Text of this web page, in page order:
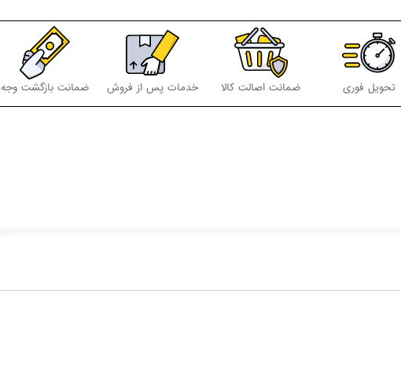
تحویل فوری ضمانت اصالت کالا خدمات پس از فروش ضمانت بازگشت وجه